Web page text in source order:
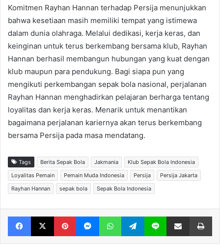
Komitmen Rayhan Hannan terhadap Persija menunjukkan
bahwa kesetiaan masih memiliki tempat yang istimewa
dalam dunia olahraga. Melalui dedikasi, kerja keras, dan
keinginan untuk terus berkembang bersama klub, Rayhan
Hannan berhasil membangun hubungan yang kuat dengan
klub maupun para pendukung. Bagi siapa pun yang
mengikuti perkembangan sepak bola nasional, perjalanan
Rayhan Hannan menghadirkan pelajaran berharga tentang
loyalitas dan kerja keras. Menarik untuk menantikan
bagaimana perjalanan kariernya akan terus berkembang
bersama Persija pada masa mendatang.
Tags Berita Sepak Bola Jakmania
Klub Sepak Bola Indonesia
Loyalitas Pemain
Pemain Muda Indonesia Persija
Persija Jakarta
Rayhan Hannan
sepak bola Sepak Bola Indonesia
Facebook X Pinterest Messenger WhatsApp Telegram Line Share via Email